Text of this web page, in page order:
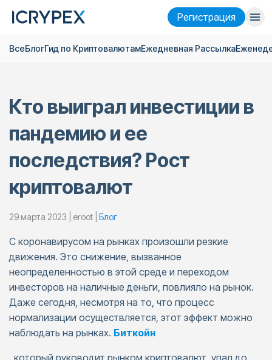
Pегистрация
Войти Pегистрация
Компания
Исследовать
Помощь
Фьючерсы
Тема
ВсеБлогГид по КриптовалютамЕжедневная Pассылка
Кто выиграл инвестиции в
пандемию и ее
последствия? Рост
криптовалют
29 марта 2023 | eroot | Блог
С коронавирусом на рынках произошли резкие
движения. Это снижение, вызванное
неопределенностью в этой среде и переходом
инвесторов на наличные деньги, повлияло на рынок.
Даже сегодня, несмотря на то, что процесс
нормализации осуществляется, этот эффект можно
наблюдать на рынках. Биткойн
, который руководит рынком криптовалют, упал до